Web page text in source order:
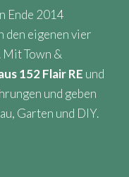
Ende 2014
den eigenen vier
Mit Town &
152 Flair RE und
und geben
Garten und DIY.